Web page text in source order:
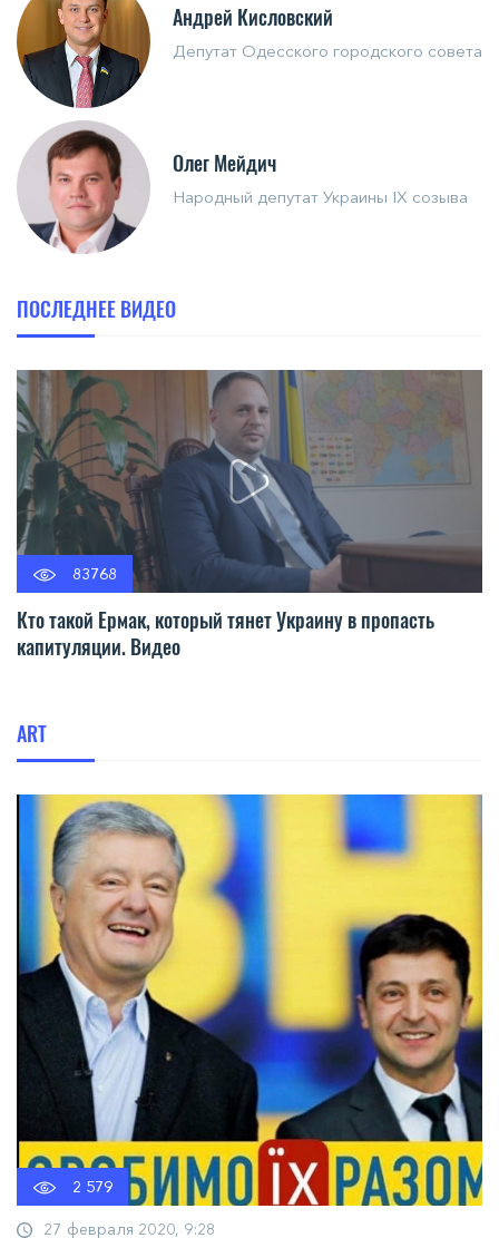
Андрей Кисловский
Депутат Одесского городского совета
Олег Мейдич
Народный депутат Украины IX созыва
ПОСЛЕДНЕЕ ВИДЕО
83768
Кто такой Ермак, который тянет Украину в пропасть
капитуляции. Видео
ART
2 579
27 февраля 2020, 9:28